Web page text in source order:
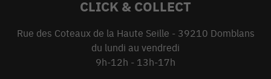
CLICK & COLLECT
Rue des Coteaux de la Haute Seille - 39210 Domblans
du lundi au vendredi
9h-12h - 13h-17h